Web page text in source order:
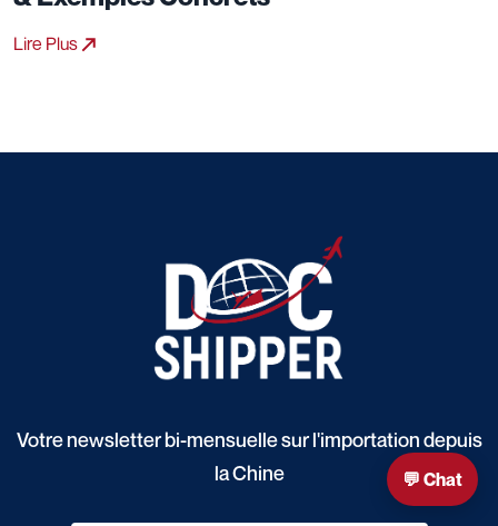
Lire Plus
Votre newsletter bi-mensuelle sur l'importation depuis
la Chine
💬 Chat